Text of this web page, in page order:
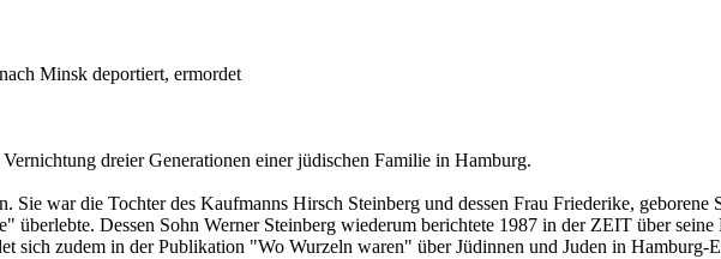
Minsk deportiert, ermordet
dreier Generationen einer jüdischen Familie in Hamburg.
war die Tochter des Kaufmanns Hirsch Steinberg und dessen Frau Friederike, geborene
Dessen Sohn Werner Steinberg wiederum berichtete 1987 in der ZEIT über
sich zudem in der Publikation "Wo Wurzeln waren" über Jüdinnen und Juden in Hamburg-